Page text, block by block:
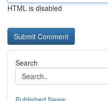
HTML is disabled
Search